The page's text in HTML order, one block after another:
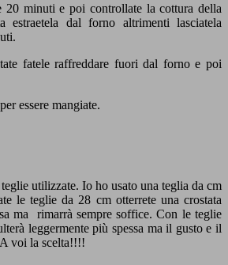
20 minuti e poi controllate la cottura della
estraetela dal forno altrimenti lasciatela
fatele raffreddare fuori dal forno e poi
essere mangiate.
utilizzate. Io ho usato una teglia da cm
le teglie da 28 cm otterrete una crostata
ma rimarrà sempre soffice. Con le teglie
leggermente più spessa ma il gusto e il
voi la scelta!!!!